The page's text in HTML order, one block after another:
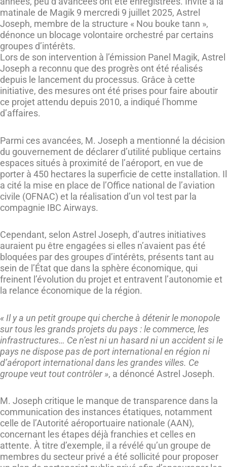
matinale de Magik 9 mercredi 9 juillet 2025, Astrel
Joseph, membre de la structure « Nou bouke tann »,
dénonce un blocage volontaire orchestré par certains
groupes d’intérêts.
Lors de son intervention à l’émission Panel Magik, Astrel
Joseph a reconnu que des progrès ont été réalisés
depuis le lancement du processus. Grâce à cette
initiative, des mesures ont été prises pour faire aboutir
ce projet attendu depuis 2010, a indiqué l’homme
d’affaires.
Parmi ces avancées, M. Joseph a mentionné la décision
du gouvernement de déclarer d’utilité publique certains
espaces situés à proximité de l’aéroport, en vue de
porter à 450 hectares la superficie de cette installation. Il
a cité la mise en place de l’Office national de l’aviation
civile (OFNAC) et la réalisation d’un vol test par la
compagnie IBC Airways.
Cependant, selon Astrel Joseph, d’autres initiatives
auraient pu être engagées si elles n’avaient pas été
bloquées par des groupes d’intérêts, présents tant au
sein de l’État que dans la sphère économique, qui
freinent l’évolution du projet et entravent l’autonomie et
la relance économique de la région.
« Il y a un petit groupe qui cherche à détenir le monopole
sur tous les grands projets du pays : le commerce, les
infrastructures… Ce n’est ni un hasard ni un accident si le
pays ne dispose pas de port international en région ni
d’aéroport international dans les grandes villes. Ce
groupe veut tout contrôler », a dénoncé Astrel Joseph.
M. Joseph critique le manque de transparence dans la
communication des instances étatiques, notamment
celle de l’Autorité aéroportuaire nationale (AAN),
concernant les étapes déjà franchies et celles en
attente. À titre d’exemple, il a révélé qu’un groupe de
membres du secteur privé a été sollicité pour proposer